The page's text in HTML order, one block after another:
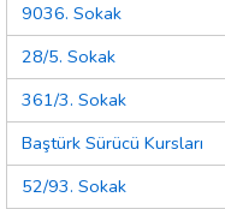
9036. Sokak
28/5. Sokak
361/3. Sokak
Baştürk Sürücü Kursları
52/93. Sokak